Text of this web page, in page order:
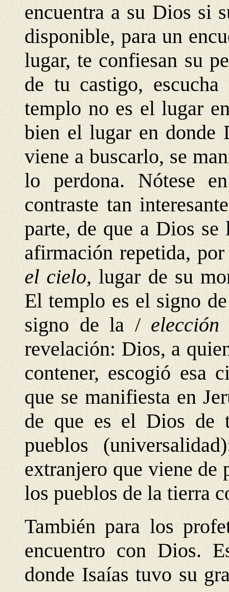
encuentra a su Dios si
disponible, para un
lugar, te confiesan su
de tu castigo,
templo no es el lugar
bien el lugar en donde
viene a buscarlo, se
lo perdona. Nótese
contraste tan
parte, de que a Dios
afirmación repetida,
el cielo,lugar de su
El templo es el signo
signo de la /
revelación: Dios, a
contener, escogió esa
que se manifiesta en
de que es el Dios de
pueblos
extranjero que viene de
los pueblos de la tierra
También para los
encuentro con Dios.
donde Isaías tuvo su